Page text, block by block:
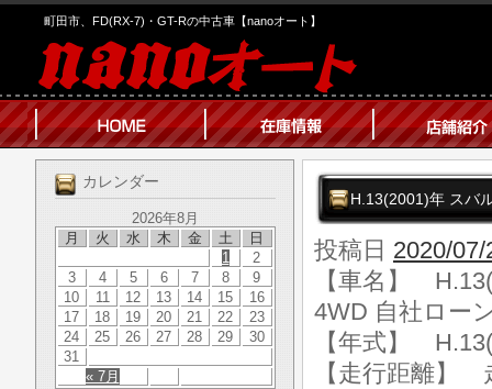
町田市、FD(RX-7)・GT-Rの中古車【nanoオート】
カレンダー
2026年8月
月
火 水 木 金 土 日
« 7月
1
2
3
4 5 6 7 8
9
10
11 12 13 14 15
16
17
18 19 20 21 22
23
24
25 26 27 28 29
30
31
H.13(2001)年 スバ
投稿日 2020/07/
【車名】
4WD 自社ロー
【年式】
【走行距離】